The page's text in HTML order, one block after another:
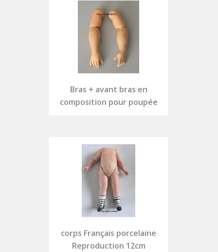
Bras + avant bras en
composition pour poupée
corps Français porcelaine
Reproduction 12cm